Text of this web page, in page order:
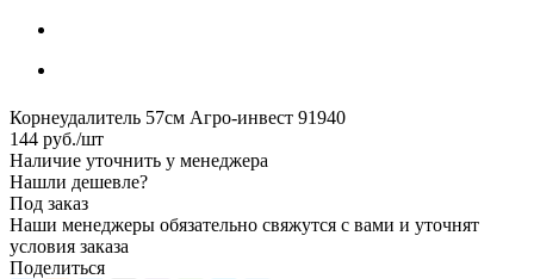
Корнеудалитель 57см Агро-инвест 91940
144 руб./шт
Наличие уточнить у менеджера
Нашли дешевле?
Под заказ
Наши менеджеры обязательно свяжутся с вами и уточнят
условия заказа
Поделиться